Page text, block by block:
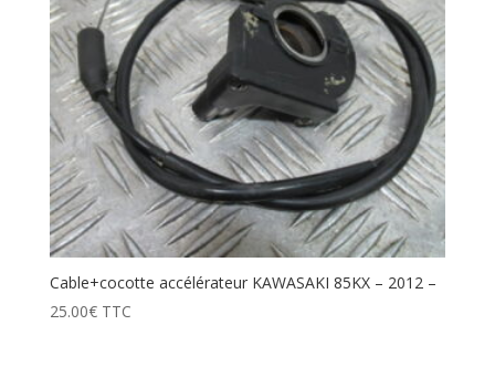
Cable+cocotte accélérateur KAWASAKI 85KX – 2012 –
25.00€ TTC